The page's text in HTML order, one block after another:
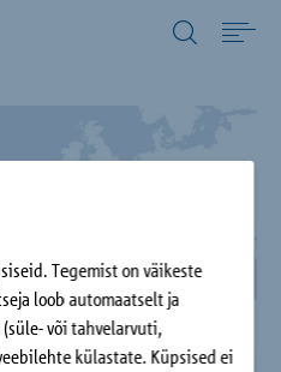
Tegemist on väikeste
loob automaatselt ja
või tahvelarvuti,
külastate. Küpsised ei